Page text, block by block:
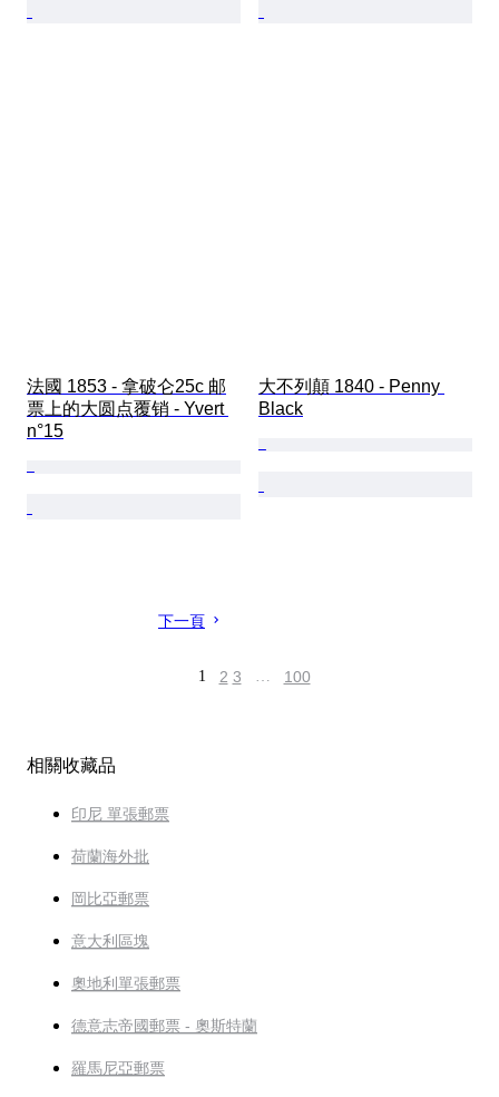
法國 1853 - 拿破仑25c 邮
票上的大圆点覆销 - Yvert
n°15
大不列顛 1840 - Penny
Black
下一頁
1 2 3 … 100
相關收藏品
印尼 單張郵票
荷蘭海外批
岡比亞郵票
意大利區塊
奧地利單張郵票
德意志帝國郵票 - 奧斯特蘭
羅馬尼亞郵票